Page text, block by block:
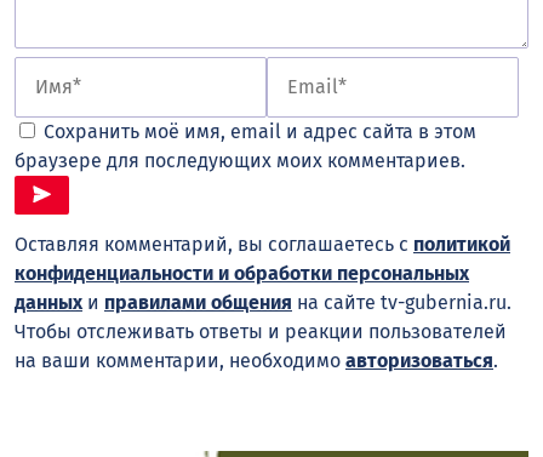
Сохранить моё имя, email и адрес сайта в этом
браузере для последующих моих комментариев.
Оставляя комментарий, вы соглашаетесь с политикой
конфиденциальности и обработки персональных
данных и правилами общения на сайте tv-gubernia.ru.
Чтобы отслеживать ответы и реакции пользователей
на ваши комментарии, необходимо авторизоваться.